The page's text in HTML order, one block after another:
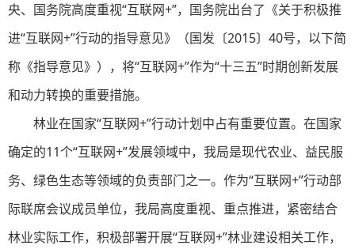
央、国务院高度重视“互联网+”，国务院出台了《关于积极推
进“互联网+”行动的指导意见》（国发〔2015〕40号，以下简
称《指导意见》），将“互联网+”作为“十三五”时期创新发展
和动力转换的重要措施。
林业在国家“互联网+”行动计划中占有重要位置。在国家
确定的11个“互联网+”发展领域中，我局是现代农业、益民服
务、绿色生态等领域的负责部门之一。作为“互联网+”行动部
际联席会议成员单位，我局高度重视、重点推进，紧密结合
林业实际工作，积极部署开展“互联网+”林业建设相关工作，